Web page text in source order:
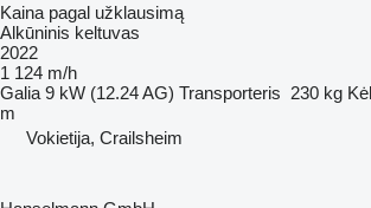
Kaina pagal užklausimą
Alkūninis keltuvas
2022
1 124 m/h
Galia 9 kW (12.24 AG) Transporteris 230 kg
m
Vokietija, Crailsheim